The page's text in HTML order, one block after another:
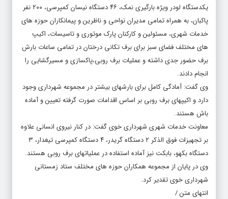
یکدستگاه لودر ویژه بارگیری نمک، ۴۶ دستگاه نیسان کمپرسی، ۲۰۰ نفر
پاکبان، به همراه تمامی مدیران نواحی و ناظرین و پیمانکاران حوزه های
خدمات شهری، مسئولین و کارکنان پارک موتوری و تاسیسات، اکیپ
های مختلف فضای سبز برای برف تکانی درختان در تمامی ساعات بارش
برف حضور جدی داشته و عملیات برف روبی،پاکسازی و مسیرگشایی را
انجام دادند.
وی گفت: آمادگی کامل برای بارشهای بیشتر در مجموعه شهرداری وجود
دارد و اکیپهای برف روبی بر اساس اقدامات صورت گرفته تعیین و آماده
باش هستند.
معاونت خدمات شهری شهرداری خوی گفت: در کنار نیروی انسانی علاوه
بر تجهیزات فوق الذکر ۲ دستگاه گریدر، ۴ دستگاه کمپرسی تیغدار، ۳
دستگاه بکهو، بابکت نیز آماده استفاده در عملیاتهای برف روبی هستند.
وی در پایان از مجموعه همکاران حوزه های مختلف ستاد زمستانی
شهرداری خوی تقدیر کرد.
انتهای متن /